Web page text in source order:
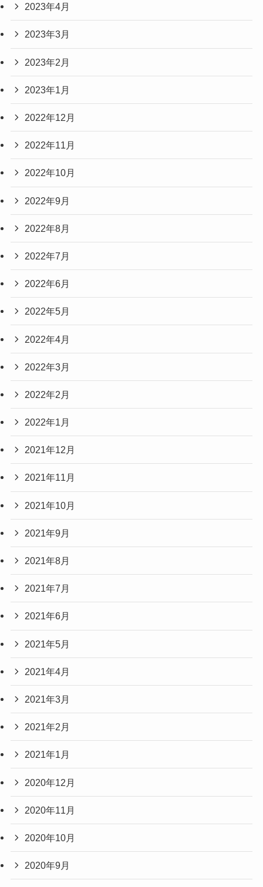
2023年4月
2023年3月
2023年2月
2023年1月
2022年12月
2022年11月
2022年10月
2022年9月
2022年8月
2022年7月
2022年6月
2022年5月
2022年4月
2022年3月
2022年2月
2022年1月
2021年12月
2021年11月
2021年10月
2021年9月
2021年8月
2021年7月
2021年6月
2021年5月
2021年4月
2021年3月
2021年2月
2021年1月
2020年12月
2020年11月
2020年10月
2020年9月